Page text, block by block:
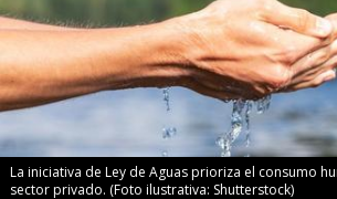
La iniciativa de Ley de Aguas prioriza el consumo
sector privado. (Foto ilustrativa: Shutterstock)